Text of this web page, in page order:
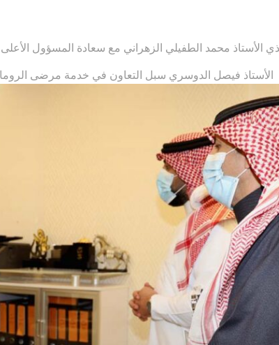
الأستاذ محمد الطفيلي الزهراني مع سعادة المسؤول
سبل التعاون في خدمة مرضى الروماتيزم